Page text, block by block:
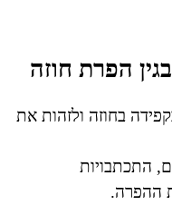
הפרת חוזה
בחוזה ולזהות את
התכתבויות
ההפרה.